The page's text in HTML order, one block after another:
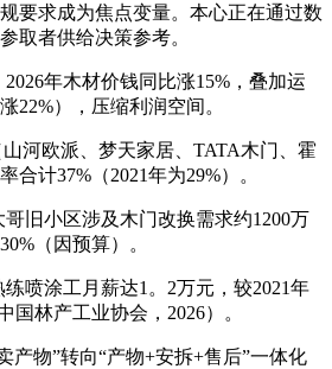
要求成为焦点变量。本心正在通过数
取者供给决策参考。
年木材价钱同比涨15%，叠加运
22%），压缩利润空间。
欧派、梦天家居、TATA木门、霍
合计37%（2021年为29%）。
旧小区涉及木门改换需求约1200万
（因预算）。
涂工月薪达1。2万元，较2021年
国林产工业协会，2026）。
物”转向“产物+安拆+售后”一体化